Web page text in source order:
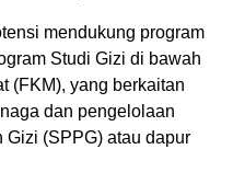
mendukung program
Studi Gizi di bawah
(FKM), yang berkaitan
dan pengelolaan
(SPPG) atau dapur